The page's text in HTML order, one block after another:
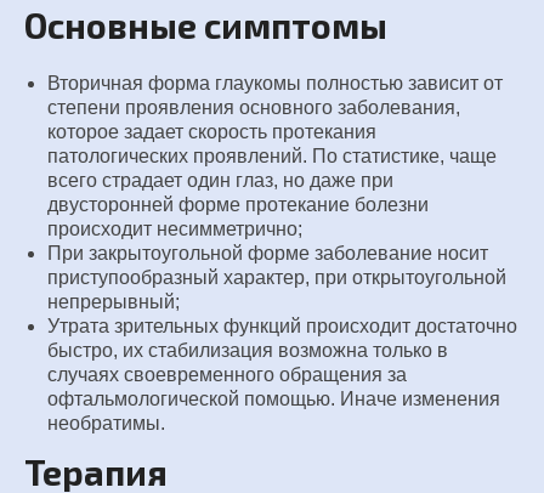
Основные симптомы
Вторичная форма глаукомы полностью зависит от
степени проявления основного заболевания,
которое задает скорость протекания
патологических проявлений. По статистике, чаще
всего страдает один глаз, но даже при
двусторонней форме протекание болезни
происходит несимметрично;
При закрытоугольной форме заболевание носит
приступообразный характер, при открытоугольной
непрерывный;
Утрата зрительных функций происходит достаточно
быстро, их стабилизация возможна только в
случаях своевременного обращения за
офтальмологической помощью. Иначе изменения
необратимы.
Терапия